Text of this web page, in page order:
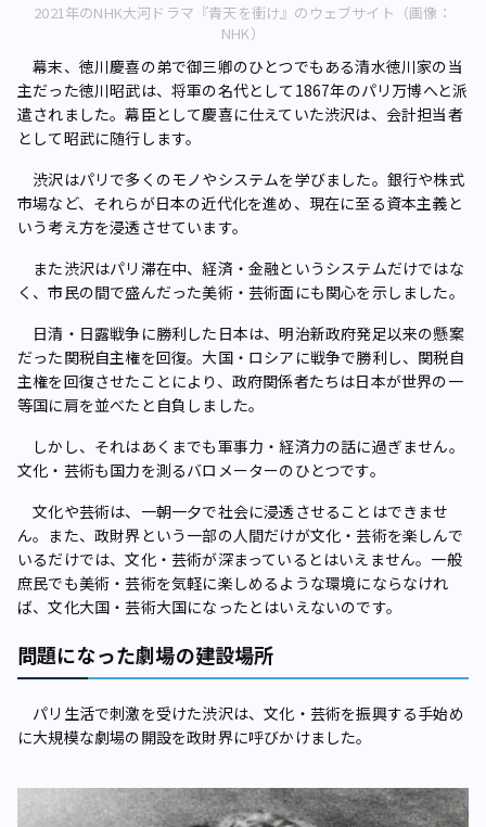
2021年のNHK大河ドラマ『青天を衝け』のウェブサイト（画像：
NHK）
幕末、徳川慶喜の弟で御三卿のひとつでもある清水徳川家の当
主だった徳川昭武は、将軍の名代として1867年のパリ万博へと派
遣されました。幕臣として慶喜に仕えていた渋沢は、会計担当者
として昭武に随行します。
渋沢はパリで多くのモノやシステムを学びました。銀行や株式
市場など、それらが日本の近代化を進め、現在に至る資本主義と
いう考え方を浸透させています。
また渋沢はパリ滞在中、経済・金融というシステムだけではな
く、市民の間で盛んだった美術・芸術面にも関心を示しました。
日清・日露戦争に勝利した日本は、明治新政府発足以来の懸案
だった関税自主権を回復。大国・ロシアに戦争で勝利し、関税自
主権を回復させたことにより、政府関係者たちは日本が世界の一
等国に肩を並べたと自負しました。
しかし、それはあくまでも軍事力・経済力の話に過ぎません。
文化・芸術も国力を測るバロメーターのひとつです。
文化や芸術は、一朝一夕で社会に浸透させることはできませ
ん。また、政財界という一部の人間だけが文化・芸術を楽しんで
いるだけでは、文化・芸術が深まっているとはいえません。一般
庶民でも美術・芸術を気軽に楽しめるような環境にならなけれ
ば、文化大国・芸術大国になったとはいえないのです。
問題になった劇場の建設場所
パリ生活で刺激を受けた渋沢は、文化・芸術を振興する手始め
に大規模な劇場の開設を政財界に呼びかけました。